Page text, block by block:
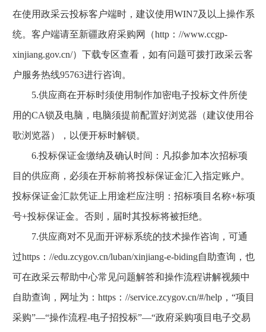
在使用政采云投标客户端时，建议使用WIN7及以上操作系
统。客户端请至新疆政府采购网（http：//www.ccgp-
xinjiang.gov.cn/）下载专区查看，如有问题可拨打政采云客
户服务热线95763进行咨询。
5.供应商在开标时须使用制作加密电子投标文件所使
用的CA锁及电脑，电脑须提前配置好浏览器（建议使用谷
歌浏览器），以便开标时解锁。
6.投标保证金缴纳及确认时间：凡拟参加本次招标项
目的供应商，必须在开标前将投标保证金汇入指定账户。
投标保证金汇款凭证上用途栏应注明：招标项目名称+标项
号+投标保证金。否则，届时其投标将被拒绝。
7.供应商对不见面开评标系统的技术操作咨询，可通
过https：//edu.zcygov.cn/luban/xinjiang-e-biding自助查询，也
可在政采云帮助中心常见问题解答和操作流程讲解视频中
自助查询，网址为：https：//service.zcygov.cn/#/help，“项目
采购”—“操作流程-电子招投标”—“政府采购项目电子交易